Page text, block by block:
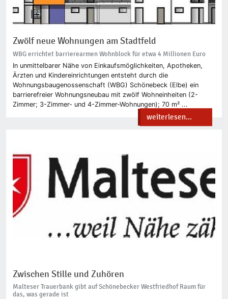
Zwölf neue Wohnungen am Stadtfeld
WBG errichtet barrierearmen Wohnblock für etwa 4 Millionen Euro
In unmittelbarer Nähe von Einkaufsmöglichkeiten, Apotheken,
Ärzten und Kindereinrichtungen entsteht durch die
Wohnungsbaugenossenschaft (WBG) Schönebeck (Elbe) ein
barrierefreier Wohnungsneubau mit zwölf Wohneinheiten (2-
Zimmer; 3-Zimmer- und 4-Zimmer-Wohnungen); 70 m² ...
weiterlesen...
Zwischen Stille und Zuhören
Malteser Trauerbank gibt auf Schönebecker Westfriedhof Raum für
das, was gerade ist